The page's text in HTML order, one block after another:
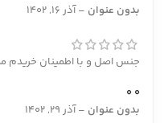
بدون عنوان –آذر 16, 1402
جنس اصل و با اطمینان خریدم
0
0
بدون عنوان –آذر 29, 1402